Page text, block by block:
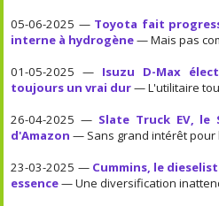
05-06-2025 — Toyota fait
interne à hydrogène— Mais pas
01-05-2025 — Isuzu D-Max
toujours un vrai dur— L'utilitaire
26-04-2025 — Slate Truck EV, le
d'Amazon — Sans grand intérêt pour
23-03-2025 — Cummins, le
essence— Une diversification